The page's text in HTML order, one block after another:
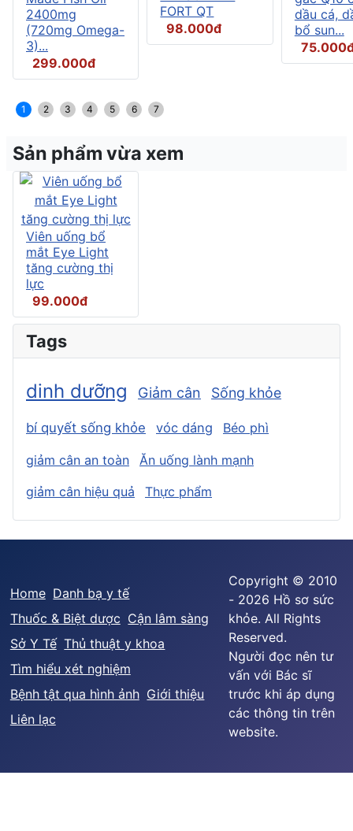
2400mg
(720mg Omega-
3)...
299.000đ
FORT QT
98.000đ
dầu cá,
bổ sun...
1 2 3 4 5 6 7
Sản phẩm vừa xem
Viên uống bổ
mắt Eye Light
tăng cường thị
lực
99.000đ
Tags
dinh dưỡng Giảm cân Sống khỏe
bí quyết sống khỏe vóc dáng Béo phì
giảm cân an toàn
Ăn uống lành mạnh
giảm cân hiệu quả
Thực phẩm
Home Danh bạ y tế
Thuốc & Biệt dược Cận lâm sàng
Sở Y Tế Thủ thuật y khoa
Tìm hiểu xét nghiệm
Bệnh tật qua hình ảnh Giới thiệu
Liên lạc
Copyright © 2010
- 2026 Hồ sơ sức
khỏe. All Rights
Reserved.
Người đọc nên tư
vấn với Bác sĩ
trước khi áp dụng
các thông tin trên
website.